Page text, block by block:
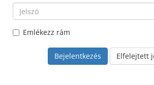
Emlékezz rám
Elfelejtett